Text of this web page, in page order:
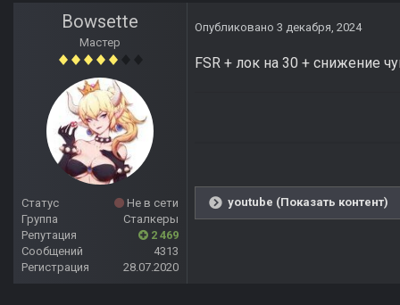
Bowsette
Мастер
Статус
Не в сети
Группа
Сталкеры
Репутация
2 469
Сообщений
4313
Регистрация
28.07.2020
Опубликовано 3 декабря, 2024
FSR + лок на 30 + снижение
youtube (Показать контент)